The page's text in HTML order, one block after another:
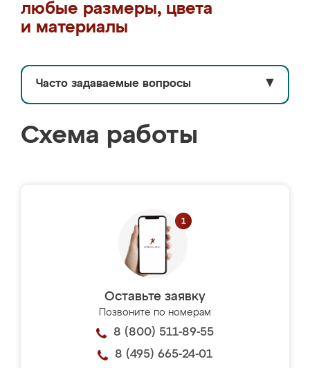
любые размеры, цвета
и материалы
Часто задаваемые вопросы ▼
Схема работы
Оставьте заявку
Позвоните по номерам
8 (800) 511-89-55
8 (495) 665-24-01